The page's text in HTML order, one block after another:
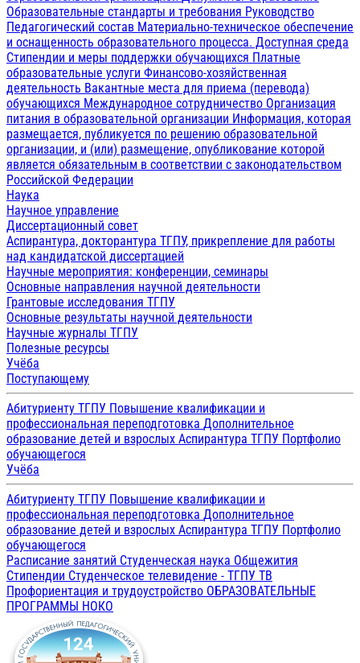
Образовательные стандарты и требования Руководство
Педагогический состав Материально-техническое обеспечение
и оснащенность образовательного процесса. Доступная среда
Стипендии и меры поддержки обучающихся Платные
образовательные услуги Финансово-хозяйственная
деятельность Вакантные места для приема (перевода)
обучающихся Международное сотрудничество Организация
питания в образовательной организации Информация, которая
размещается, публикуется по решению образовательной
организации, и (или) размещение, опубликование которой
является обязательным в соответствии с законодательством
Российской Федерации
Наука
Научное управление
Диссертационный совет
Аспирантура, докторантура ТГПУ, прикрепление для работы
над кандидатской диссертацией
Научные мероприятия: конференции, семинары
Основные направления научной деятельности
Грантовые исследования ТГПУ
Основные результаты научной деятельности
Научные журналы ТГПУ
Полезные ресурсы
Учёба
Поступающему
Абитуриенту ТГПУ Повышение квалификации и
профессиональная переподготовка Дополнительное
образование детей и взрослых Аспирантура ТГПУ Портфолио
обучающегося
Учёба
Абитуриенту ТГПУ Повышение квалификации и
профессиональная переподготовка Дополнительное
образование детей и взрослых Аспирантура ТГПУ Портфолио
обучающегося
Расписание занятий Студенческая наука Общежития
Стипендии Студенческое телевидение - ТГПУ ТВ
Профориентация и трудоустройство ОБРАЗОВАТЕЛЬНЫЕ
ПРОГРАММЫ НОКО